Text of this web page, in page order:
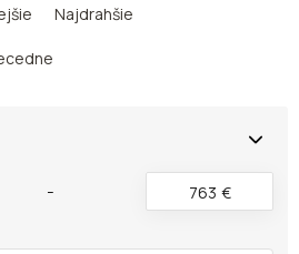
Najdrahšie
€
763